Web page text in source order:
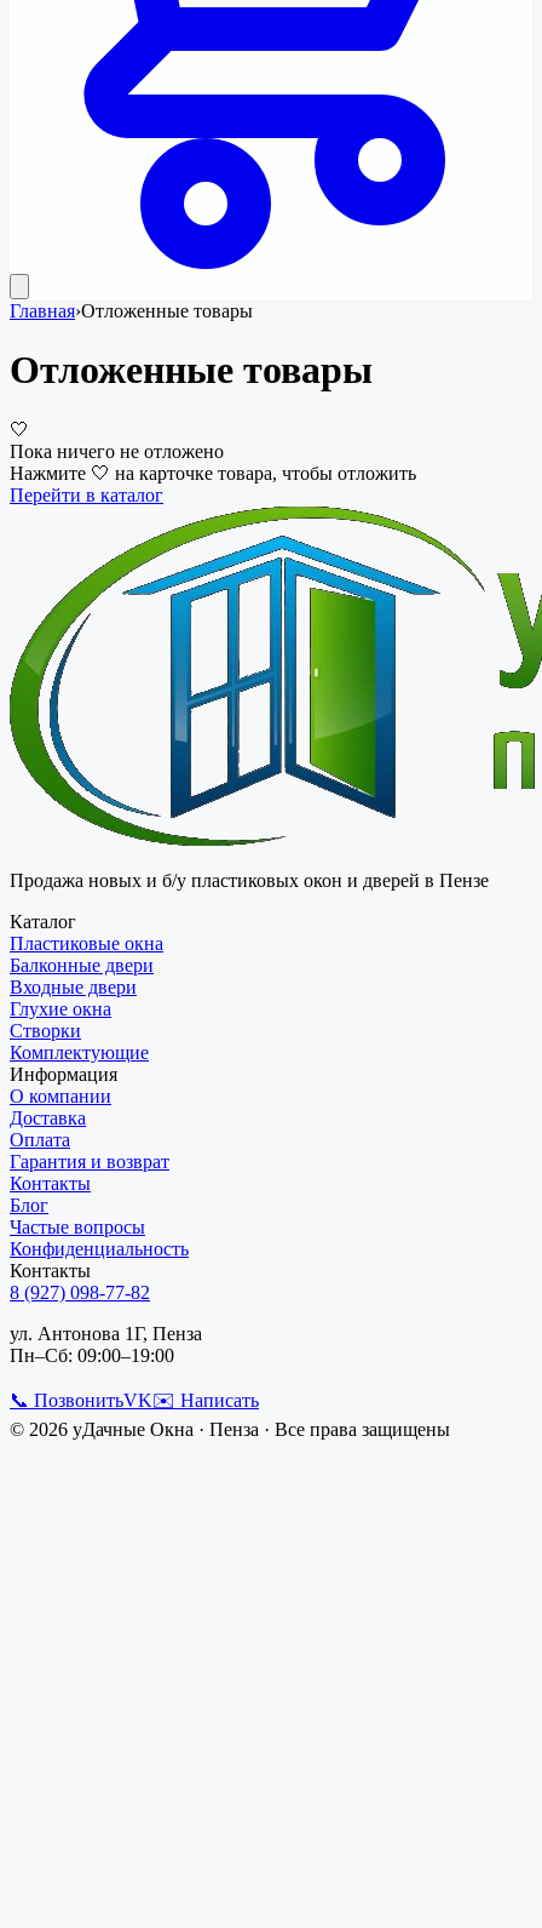
Главная›Отложенные товары
Отложенные товары
🤍
Пока ничего не отложено
Нажмите 🤍 на карточке товара, чтобы отложить
Перейти в каталог
Продажа новых и б/у пластиковых окон и дверей в Пензе
Каталог
Пластиковые окна
Балконные двери
Входные двери
Глухие окна
Створки
Комплектующие
Информация
О компании
Доставка
Оплата
Гарантия и возврат
Контакты
Блог
Частые вопросы
Конфиденциальность
Контакты
8 (927) 098-77-82
ул. Антонова 1Г, Пенза
Пн–Сб: 09:00–19:00
📞 ПозвонитьVK✉️ Написать
© 2026 уДачные Окна · Пенза · Все права защищены